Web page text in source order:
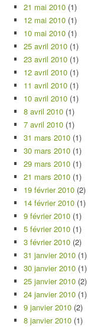
21 mai 2010 (1)
12 mai 2010 (1)
10 mai 2010 (1)
25 avril 2010 (1)
23 avril 2010 (1)
12 avril 2010 (1)
11 avril 2010 (1)
10 avril 2010 (1)
8 avril 2010 (1)
7 avril 2010 (1)
31 mars 2010 (1)
30 mars 2010 (1)
29 mars 2010 (1)
21 mars 2010 (1)
19 février 2010 (2)
14 février 2010 (1)
9 février 2010 (1)
5 février 2010 (1)
3 février 2010 (2)
31 janvier 2010 (1)
30 janvier 2010 (1)
25 janvier 2010 (2)
24 janvier 2010 (1)
9 janvier 2010 (2)
8 janvier 2010 (1)